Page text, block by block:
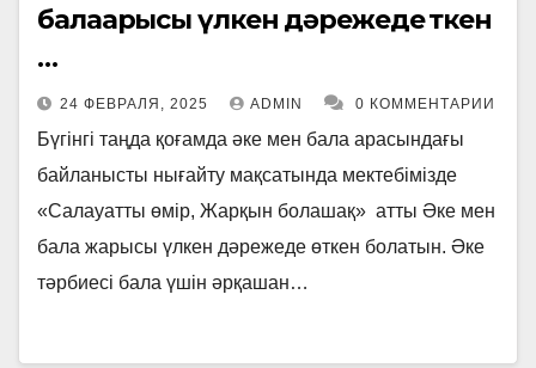
балаарысы үлкен дәрежеде өткен
…
24 ФЕВРАЛЯ, 2025 ADMIN 0 КОММЕНТАРИИ
Бүгінгі таңда қоғамда әке мен бала арасындағы
байланысты нығайту мақсатында мектебімізде
«Салауатты өмір, Жарқын болашақ» атты Әке мен
бала жарысы үлкен дәрежеде өткен болатын. Әке
тәрбиесі бала үшін әрқашан…